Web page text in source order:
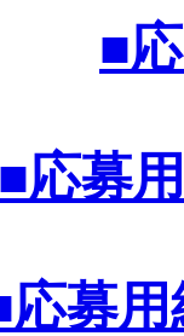
■
■応募
応募